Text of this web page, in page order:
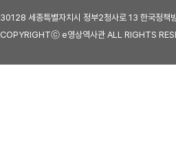
30128 세종특별자치시 정부2청사로 13 한국정
COPYRIGHTⓒ e영상역사관 ALL RIGHTS